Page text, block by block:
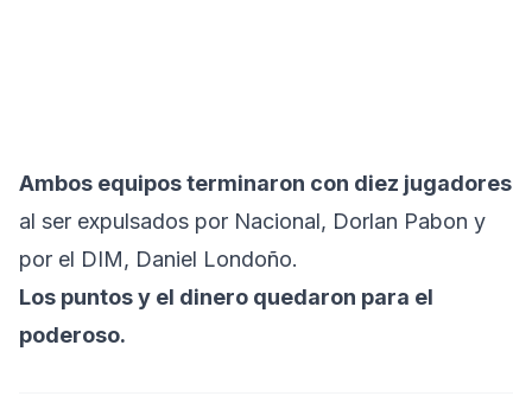
Ambos equipos terminaron con diez jugadores
al ser expulsados por Nacional, Dorlan Pabon y
por el DIM, Daniel Londoño.
Los puntos y el dinero quedaron para el
poderoso.